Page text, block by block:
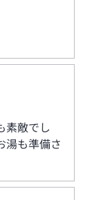
素敵でし
湯も準備さ